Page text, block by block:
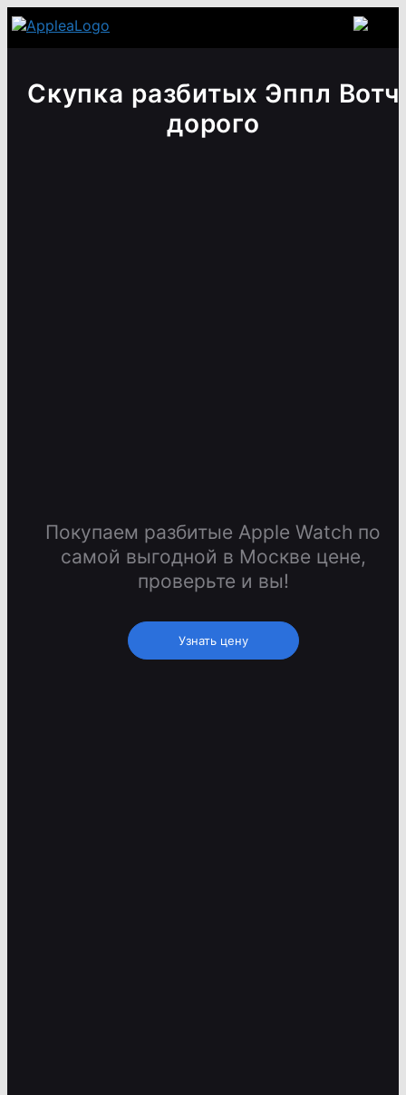
Скупка разбитых Эппл Вотч
дорого
Покупаем разбитые Apple Watch по
самой выгодной в Москве цене,
проверьте и вы!
Узнать цену